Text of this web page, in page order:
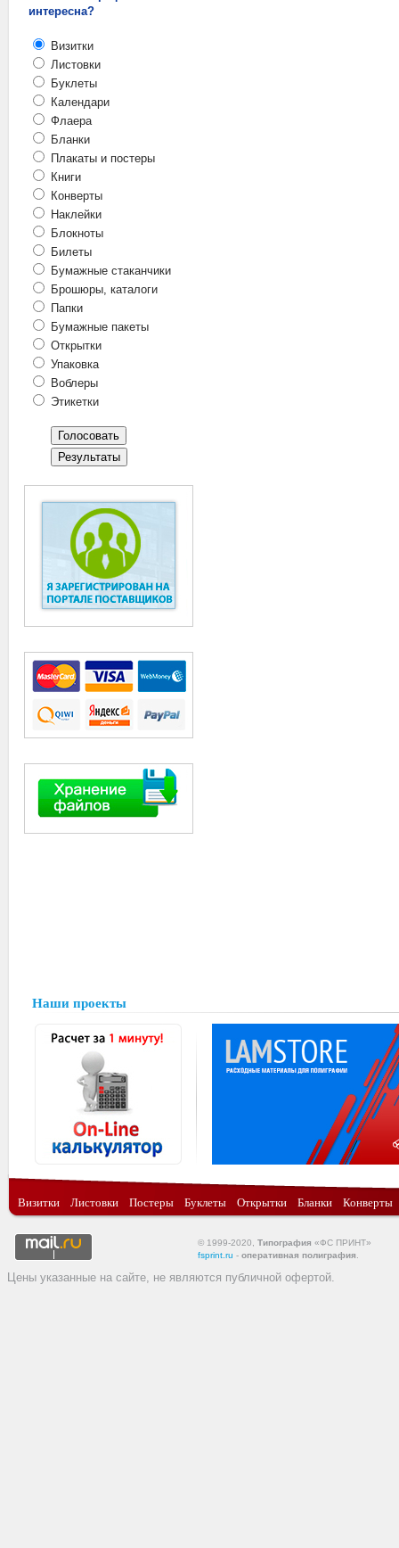
интересна?
Визитки
Листовки
Буклеты
Календари
Флаера
Бланки
Плакаты и постеры
Книги
Конверты
Наклейки
Блокноты
Билеты
Бумажные стаканчики
Брошюры, каталоги
Папки
Бумажные пакеты
Открытки
Упаковка
Воблеры
Этикетки
Наши проекты
Визитки Листовки Постеры Буклеты Открытки Бланки Конверты
© 1999-2020, Типография «ФС ПРИНТ»
fsprint.ru - оперативная полиграфия
Цены указанные на сайте, не являются публичной офертой.